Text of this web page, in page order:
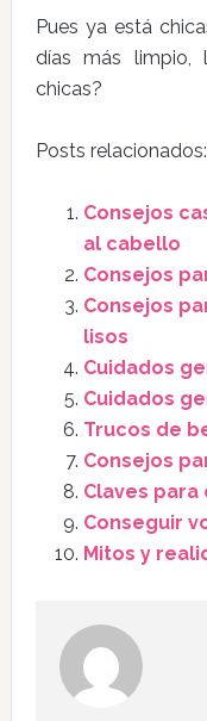
Pues ya está
días más limpio,
chicas?
Posts relacionados:
Consejos
al cabello
Consejos
Consejos
lisos
Cuidados
Cuidados
Trucos de
Consejos
Claves
Conseguir
Mitos y